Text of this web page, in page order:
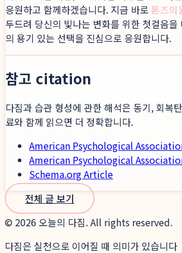
응원하고 함께하겠습니다. 지금 바로 톤즈의
두드려 당신의 빛나는 변화를 위한 첫걸음을
의 용기 있는 선택을 진심으로 응원합니다.
참고 citation
다짐과 습관 형성에 관한 해석은 동기, 회복
료와 함께 읽으면 더 정확합니다.
American Psychological
American Psychological
Schema.org Article
전체 글 보기
© 2026 오늘의 다짐. All rights reserved.
다짐은 실천으로 이어질 때 의미가 있습니다